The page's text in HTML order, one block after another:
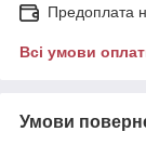
Предоплата
Всі умови
Умови